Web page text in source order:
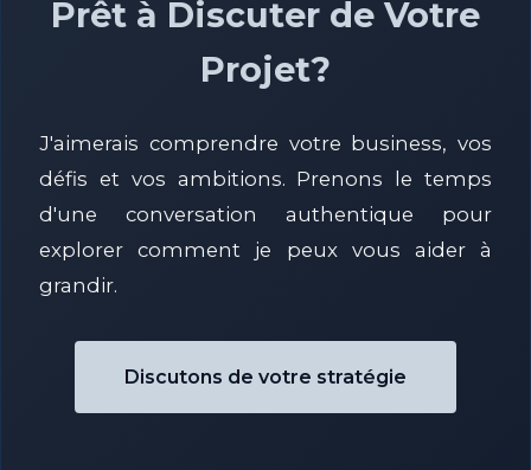
Prêt à Discuter de Votre
Projet?
J'aimerais comprendre votre business, vos
défis et vos ambitions. Prenons le temps
d'une conversation authentique pour
explorer comment je peux vous aider à
grandir.
Discutons de votre stratégie